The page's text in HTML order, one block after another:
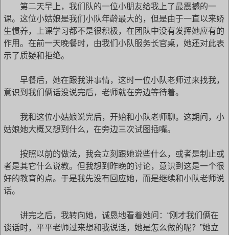
第二天早上，我们队的一位小朋友给我上了最震撼的一
课。这位小姑娘是我们小队年龄最大的，但是由于一直以来娇
生惯养，上课学习都不是很积极，在团队中没有发挥她应有的
作用。在前一天晚餐时，由我们小队服务长官桌，她还对此表
示了质疑和拒绝。
早餐后，她在跟我讲事情，这时一位小队老师过来找我，
意识到我们俩话没说完后，老师就在旁边等待着。
我和这位小姑娘说完后，开始和小队老师聊。这期间，小
姑娘她大概又想到什么，在旁边三次试图插嘴。
按照以前的做法，我会立刻跟她说些什么，或者是制止或
者是其它什么说教。但我想到昨晚的讨论，意识到这是一个很
好的教育的点。于是我先没有回应她，而是继续和小队老师说
话。
讲完之后，我转向她，诚恳地看着她问：“刚才我们俩在
谈话时，平平老师过来想和我说话，她是怎么做的呢？”她立